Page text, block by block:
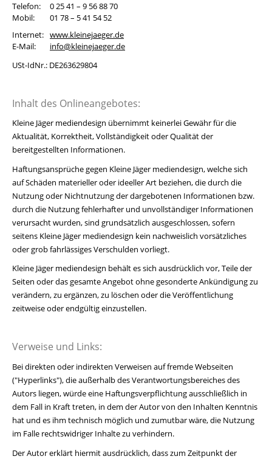
Telefon:
0 25 41 – 9 56 88 70
Mobil:
01 78 – 5 41 54 52
Internet: www.kleinejaeger.de
E-Mail:
info@kleinejaeger.de
USt-IdNr.: DE263629804
Inhalt des Onlineangebotes:
Kleine Jäger mediendesign übernimmt keinerlei Gewähr für die
Aktualität, Korrektheit, Vollständigkeit oder Qualität der
bereitgestellten Informationen.
Haftungsansprüche gegen Kleine Jäger mediendesign, welche sich
auf Schäden materieller oder ideeller Art beziehen, die durch die
Nutzung oder Nichtnutzung der dargebotenen Informationen bzw.
durch die Nutzung fehlerhafter und unvollständiger Informationen
verursacht wurden, sind grundsätzlich ausgeschlossen, sofern
seitens Kleine Jäger mediendesign kein nachweislich vorsätzliches
oder grob fahrlässiges Verschulden vorliegt.
Kleine Jäger mediendesign behält es sich ausdrücklich vor, Teile der
Seiten oder das gesamte Angebot ohne gesonderte Ankündigung zu
verändern, zu ergänzen, zu löschen oder die Veröffentlichung
zeitweise oder endgültig einzustellen.
Verweise und Links:
Bei direkten oder indirekten Verweisen auf fremde Webseiten
("Hyperlinks"), die außerhalb des Verantwortungsbereiches des
Autors liegen, würde eine Haftungsverpflichtung ausschließlich in
dem Fall in Kraft treten, in dem der Autor von den Inhalten Kenntnis
hat und es ihm technisch möglich und zumutbar wäre, die Nutzung
im Falle rechtswidriger Inhalte zu verhindern.
Der Autor erklärt hiermit ausdrücklich, dass zum Zeitpunkt der